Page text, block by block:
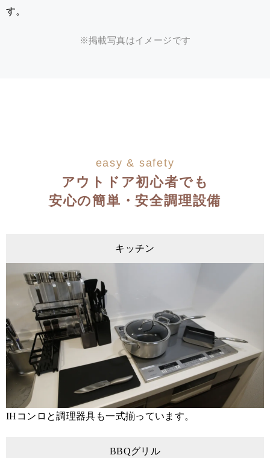
す。
※掲載写真はイメージです
easy & safety
アウトドア初心者でも
安心の簡単・安全調理設備
キッチン
IHコンロと調理器具も一式揃っています。
BBQグリル